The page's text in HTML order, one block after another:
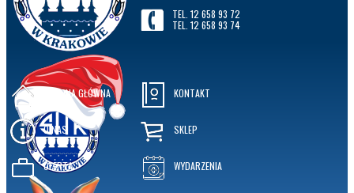
TEL. 12 658 93 72
TEL. 12 658 93 74
STRONA GŁÓWNA
O NAS
OFERTA
KONTAKT
SKLEP
WYDARZENIA